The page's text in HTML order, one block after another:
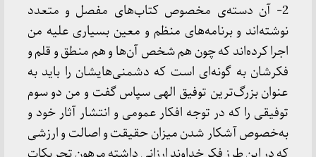
2- آن دسته‌ی مخصوص کتاب‌های مفصل و متعدد
نوشته‌اند و برنامه‌های منظم و معین بسیاری علیه من
اجرا کرده‌اند که چون هم شخص آن‌ها و هم منطق و قلم و
فکرشان به گونه‌ای است که دشمنی‌هایشان را باید به
عنوان بزرگ‌ترین توفیق الهی سپاس گفت و من دو سوم
توفیقی را که در توجه افکار عمومی و انتشار آثار خود و
به‌خصوص آشکار شدن میزان حقیقت و اصالت و ارزشی